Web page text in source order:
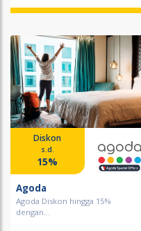
Diskon
s.d.
15%
Agoda
Agoda Diskon hingga 15%
dengan...